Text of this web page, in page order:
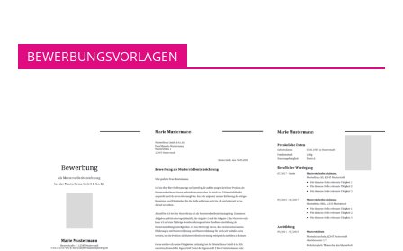
BEWERBUNGSVORLAGEN